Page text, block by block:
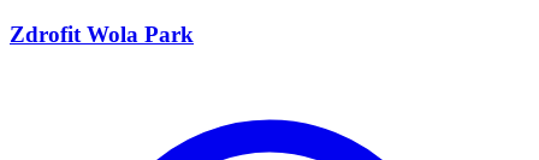
Zdrofit Wola Park